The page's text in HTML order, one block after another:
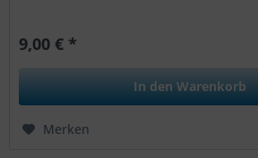
9,00 € *
In den Warenkorb
Merken